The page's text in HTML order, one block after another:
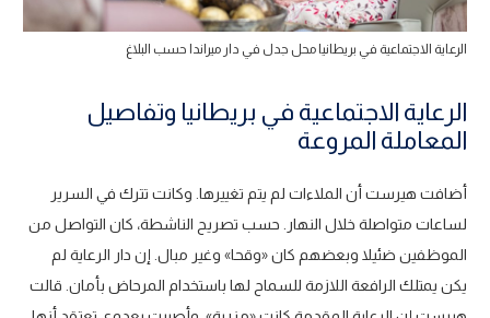
الرعاية الاجتماعية في بريطانيا محل جدل في دار ميراندا حسب البلاغ
الرعاية الاجتماعية في بريطانيا وتفاصيل
المعاملة المروعة
أضافت هيرست أن الملاءات لم يتم تغييرها. وكانت تترك في السرير
لساعات متواصلة خلال النهار. حسب تصريح الناشطة، كان التواصل من
الموظفين ضئيلا وبعضهم كان «وقحا» وغير مبال. إن دار الرعاية لم
يكن يمتلك الرافعة اللازمة للسماح لها باستخدام المرحاض بأمان. قالت